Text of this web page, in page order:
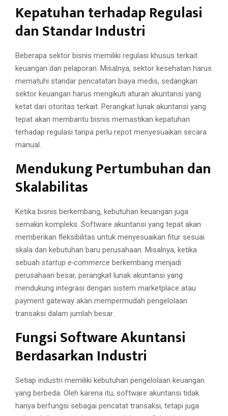
Kepatuhan terhadap Regulasi
dan Standar Industri
Beberapa sektor bisnis memiliki regulasi khusus terkait
keuangan dan pelaporan. Misalnya, sektor kesehatan harus
mematuhi standar pencatatan biaya medis, sedangkan
sektor keuangan harus mengikuti aturan akuntansi yang
ketat dari otoritas terkait. Perangkat lunak akuntansi yang
tepat akan membantu bisnis memastikan kepatuhan
terhadap regulasi tanpa perlu repot menyesuaikan secara
manual.
Mendukung Pertumbuhan dan
Skalabilitas
Ketika bisnis berkembang, kebutuhan keuangan juga
semakin kompleks. Software akuntansi yang tepat akan
memberikan fleksibilitas untuk menyesuaikan fitur sesuai
skala dan kebutuhan baru perusahaan. Misalnya, ketika
sebuah startup e-commerce berkembang menjadi
perusahaan besar, perangkat lunak akuntansi yang
mendukung integrasi dengan sistem marketplace atau
payment gateway akan mempermudah pengelolaan
transaksi dalam jumlah besar.
Fungsi Software Akuntansi
Berdasarkan Industri
Setiap industri memiliki kebutuhan pengelolaan keuangan
yang berbeda. Oleh karena itu, software akuntansi tidak
hanya berfungsi sebagai pencatat transaksi, tetapi juga